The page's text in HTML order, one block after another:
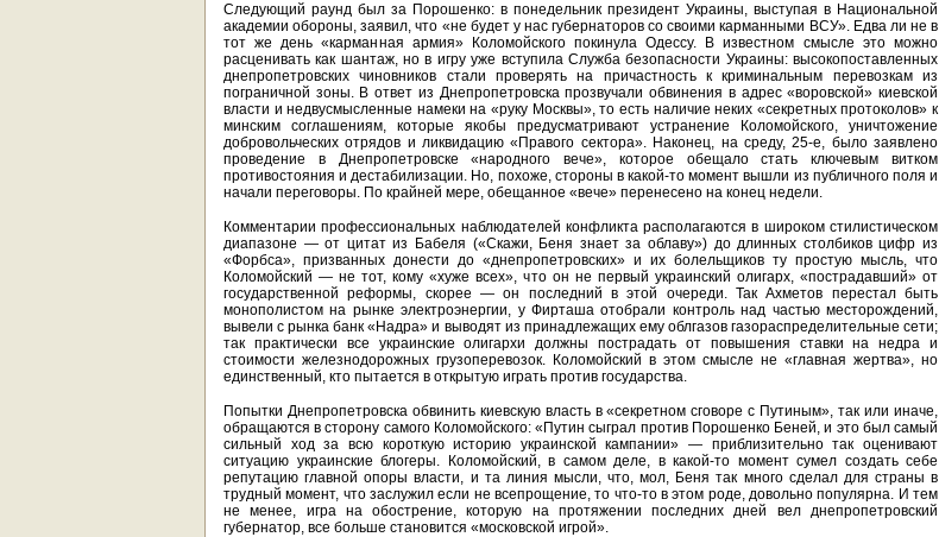
Следующий раунд был за Порошенко: в понедельник президент Украины, выступая в Национальной
академии обороны, заявил, что «не будет у нас губернаторов со своими карманными ВСУ». Едва ли не в
тот же день «карманная армия» Коломойского покинула Одессу. В известном смысле это можно
расценивать как шантаж, но в игру уже вступила Служба безопасности Украины: высокопоставленных
днепропетровских чиновников стали проверять на причастность к криминальным перевозкам из
пограничной зоны. В ответ из Днепропетровска прозвучали обвинения в адрес «воровской» киевской
власти и недвусмысленные намеки на «руку Москвы», то есть наличие неких «секретных протоколов» к
минским соглашениям, которые якобы предусматривают устранение Коломойского, уничтожение
добровольческих отрядов и ликвидацию «Правого сектора». Наконец, на среду, 25-е, было заявлено
проведение в Днепропетровске «народного вече», которое обещало стать ключевым витком
противостояния и дестабилизации. Но, похоже, стороны в какой-то момент вышли из публичного поля и
начали переговоры. По крайней мере, обещанное «вече» перенесено на конец недели.
Комментарии профессиональных наблюдателей конфликта располагаются в широком стилистическом
диапазоне — от цитат из Бабеля («Скажи, Беня знает за облаву») до длинных столбиков цифр из
«Форбса», призванных донести до «днепропетровских» и их болельщиков ту простую мысль, что
Коломойский — не тот, кому «хуже всех», что он не первый украинский олигарх, «пострадавший» от
государственной реформы, скорее — он последний в этой очереди. Так Ахметов перестал быть
монополистом на рынке электроэнергии, у Фирташа отобрали контроль над частью месторождений,
вывели с рынка банк «Надра» и выводят из принадлежащих ему облгазов газораспределительные сети;
так практически все украинские олигархи должны пострадать от повышения ставки на недра и
стоимости железнодорожных грузоперевозок. Коломойский в этом смысле не «главная жертва», но
единственный, кто пытается в открытую играть против государства.
Попытки Днепропетровска обвинить киевскую власть в «секретном сговоре с Путиным», так или иначе,
обращаются в сторону самого Коломойского: «Путин сыграл против Порошенко Беней, и это был самый
сильный ход за всю короткую историю украинской кампании» — приблизительно так оценивают
ситуацию украинские блогеры. Коломойский, в самом деле, в какой-то момент сумел создать себе
репутацию главной опоры власти, и та линия мысли, что, мол, Беня так много сделал для страны в
трудный момент, что заслужил если не всепрощение, то что-то в этом роде, довольно популярна. И тем
не менее, игра на обострение, которую на протяжении последних дней вел днепропетровский
губернатор, все больше становится «московской игрой».